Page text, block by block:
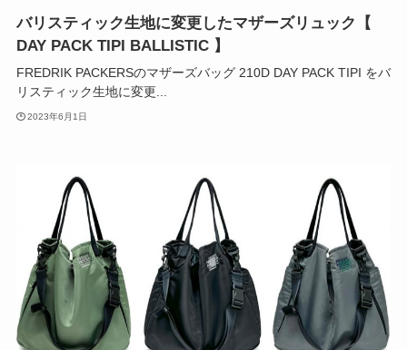
バリスティック生地に変更したマザーズリュック【
DAY PACK TIPI BALLISTIC 】
FREDRIK PACKERSのマザーズバッグ 210D DAY PACK TIPI をバ
リスティック生地に変更...
2023年6月1日